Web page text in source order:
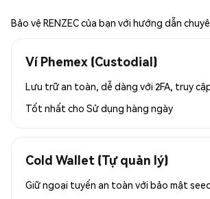
Bảo vệ RENZEC của bạn với hướng dẫn
Ví Phemex (Custodial)
Lưu trữ an toàn, dễ dàng với 2FA, truy
Tốt nhất cho Sử dụng hàng ngày
Cold Wallet (Tự quản lý)
Giữ ngoại tuyến an toàn với bảo mật